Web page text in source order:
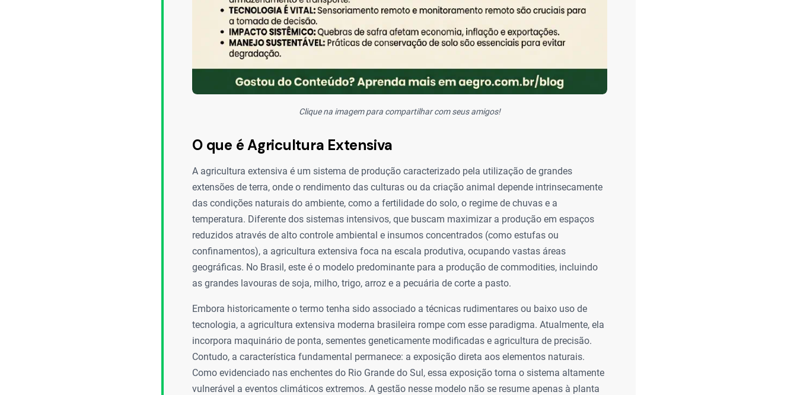
Clique na imagem para compartilhar com seus amigos!
O que é Agricultura Extensiva
A agricultura extensiva é um sistema de produção caracterizado pela utilização de grandes
extensões de terra, onde o rendimento das culturas ou da criação animal depende intrinsecamente
das condições naturais do ambiente, como a fertilidade do solo, o regime de chuvas e a
temperatura. Diferente dos sistemas intensivos, que buscam maximizar a produção em espaços
reduzidos através de alto controle ambiental e insumos concentrados (como estufas ou
confinamentos), a agricultura extensiva foca na escala produtiva, ocupando vastas áreas
geográficas. No Brasil, este é o modelo predominante para a produção de commodities, incluindo
as grandes lavouras de soja, milho, trigo, arroz e a pecuária de corte a pasto.
Embora historicamente o termo tenha sido associado a técnicas rudimentares ou baixo uso de
tecnologia, a agricultura extensiva moderna brasileira rompe com esse paradigma. Atualmente, ela
incorpora maquinário de ponta, sementes geneticamente modificadas e agricultura de precisão.
Contudo, a característica fundamental permanece: a exposição direta aos elementos naturais.
Como evidenciado nas enchentes do Rio Grande do Sul, essa exposição torna o sistema altamente
vulnerável a eventos climáticos extremos. A gestão nesse modelo não se resume apenas à planta